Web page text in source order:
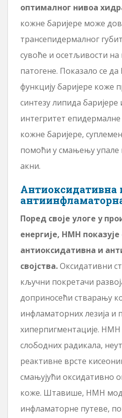
оптималног нивоа
кожне баријере може
трансепидермалног
сувоће и осетљивости на
патогене. Показало се
функцију баријере коже
синтезу липида
интегритет
кожне баријере,
помоћи у смањењу упале
акни.
Антиоксидативна
антиинфламаторна
Поред своје улоге у
енергије, НМН
антиоксидативна и
својства.Оксидативни
кључни покретачи
доприносећи стварању
инфламаторних лезија и
хиперпигментације. НМН
слободних радикала,
реактивне врсте
смањујући оксидативно
коже. Штавише, НМН
инфламаторне путеве,